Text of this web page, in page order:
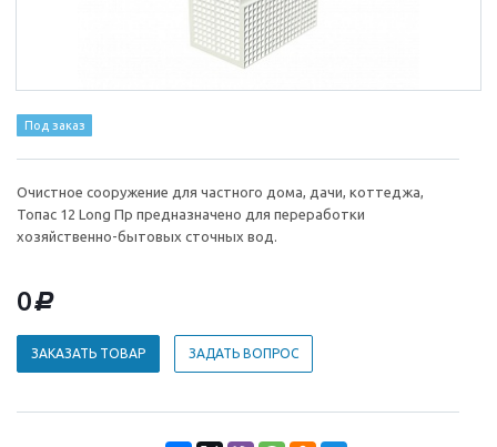
Под заказ
Очистное сооружение для частного дома, дачи, коттеджа,
Топас 12 Long Пр предназначено для переработки
хозяйственно-бытовых сточных вод.
0d
ЗАКАЗАТЬ ТОВАР ЗАДАТЬ ВОПРОС